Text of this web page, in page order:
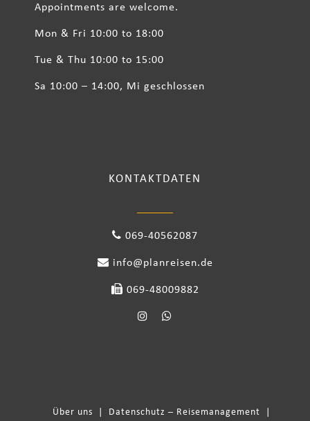
Appointments are welcome.
Mon & Fri 10:00 to 18:00
Tue & Thu 10:00 to 15:00
Sa 10:00 – 14:00, Mi geschlossen
KONTAKTDATEN
069-40562087
info@planreisen.de
069-48009882
Über uns Datenschutz – Reisemanagement